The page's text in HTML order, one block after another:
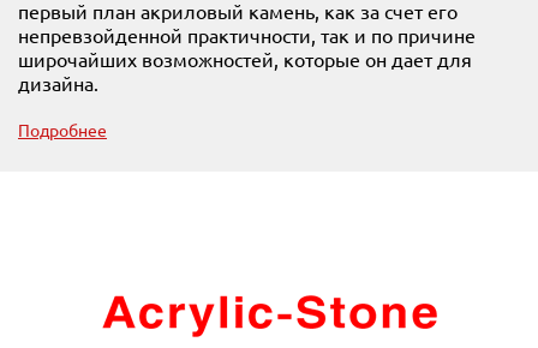
первый план акриловый камень, как за счет его
непревзойденной практичности, так и по причине
широчайших возможностей, которые он дает для
дизайна.
Подробнее